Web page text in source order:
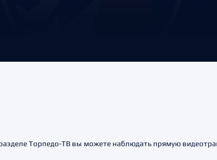
Торпедо-ТВ вы можете наблюдать прямую